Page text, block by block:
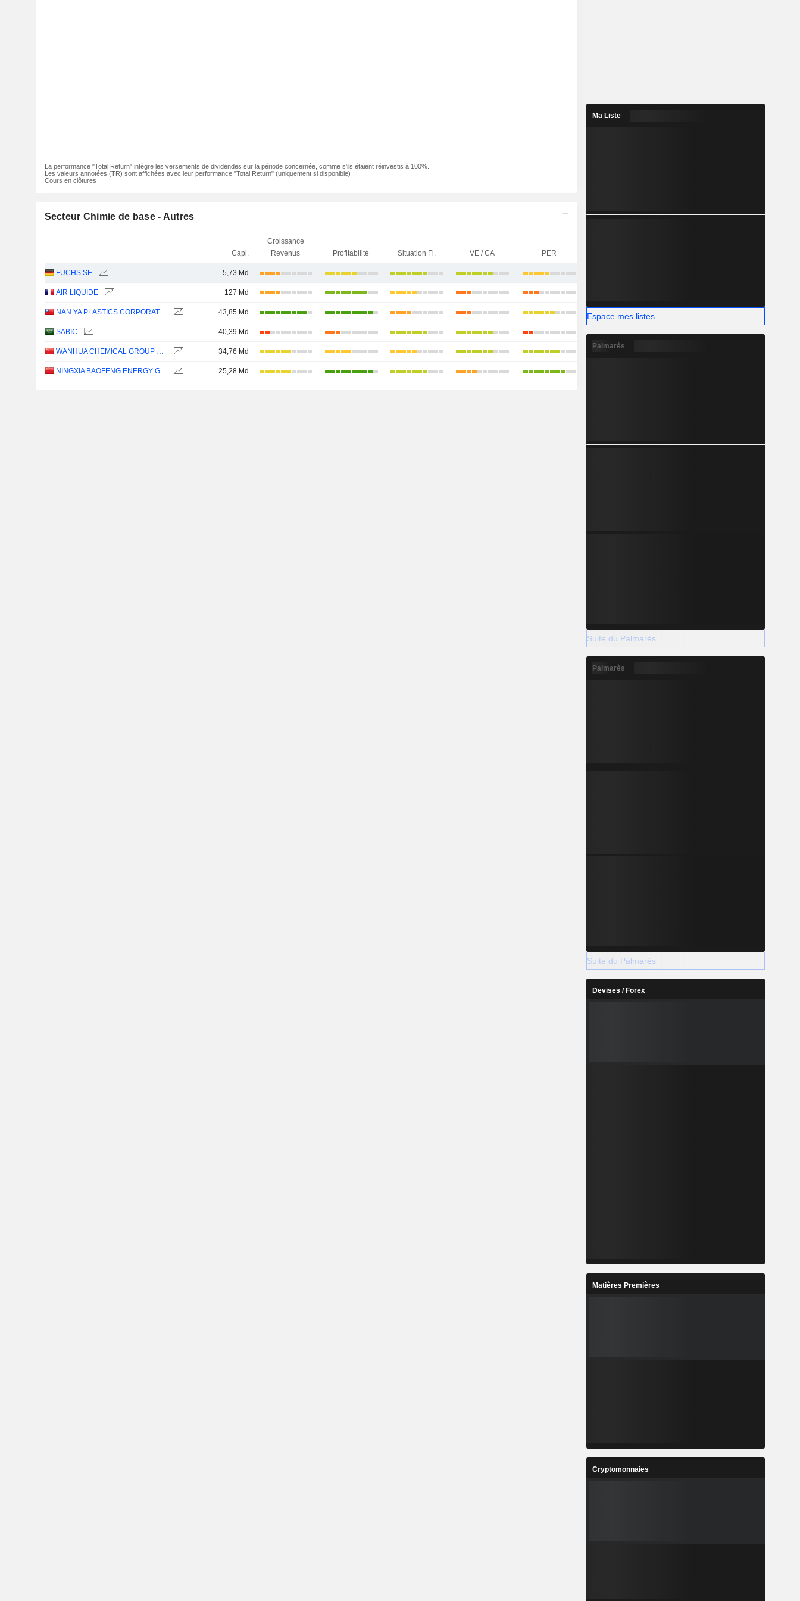
La performance "Total Return" intègre les versements de dividendes sur la période concernée, comme s'ils étaient réinvestis à 100%.
Les valeurs annotées (TR) sont affichées avec leur performance "Total Return" (uniquement si disponible)
Cours en clôtures
Secteur Chimie de base - Autres
Capi.
Croissance
Revenus
Profitabilité Situation Fi. VE / CA PER
FUCHS SE 5,73 Md
AIR LIQUIDE 127 Md
NAN YA PLASTICS CORPORATION 43,85 Md
SABIC 40,39 Md
WANHUA CHEMICAL GROUP CO., LTD. 34,76 Md
NINGXIA BAOFENG ENERGY GROUP CO., LTD. 25,28 Md
Ma Liste
Espace mes listes
Palmarès
Suite du Palmarès
Palmarès
Suite du Palmarès
Devises / Forex
Matières Premières
Cryptomonnaies